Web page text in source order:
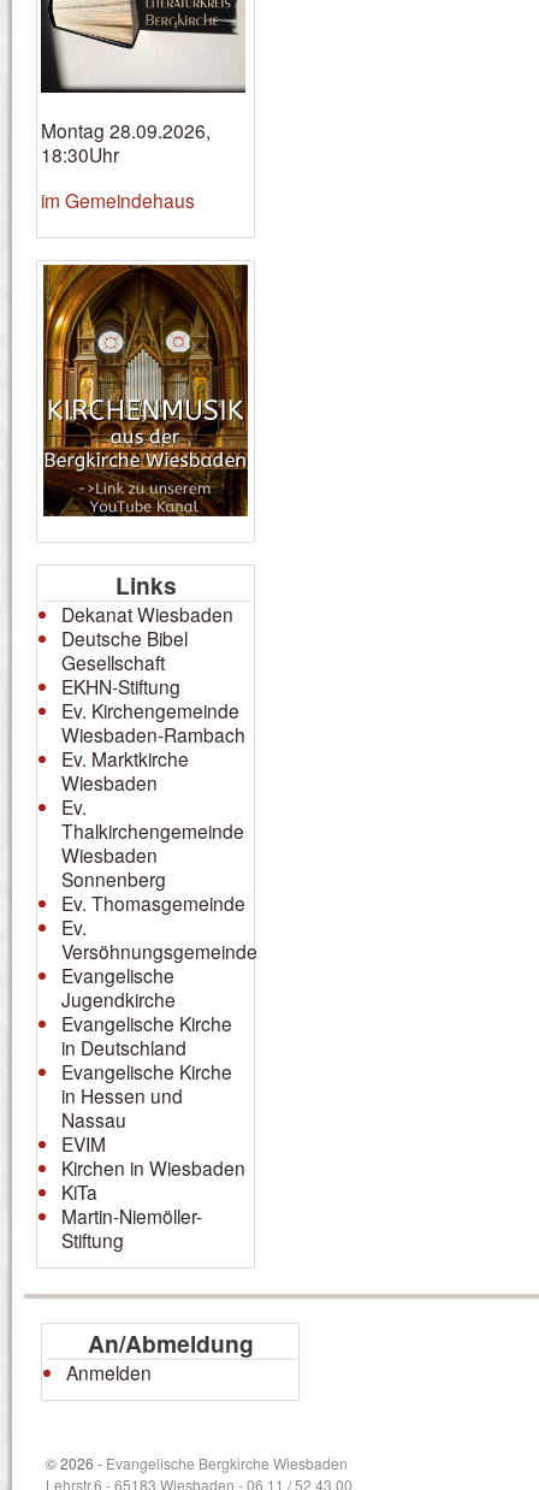
Montag 28.09.2026,
18:30Uhr
im Gemeindehaus
Links
Dekanat Wiesbaden
Deutsche Bibel
Gesellschaft
EKHN-Stiftung
Ev. Kirchengemeinde
Wiesbaden-Rambach
Ev. Marktkirche
Wiesbaden
Ev.
Thalkirchengemeinde
Wiesbaden
Sonnenberg
Ev. Thomasgemeinde
Ev.
Versöhnungsgemeinde
Evangelische
Jugendkirche
Evangelische Kirche
in Deutschland
Evangelische Kirche
in Hessen und
Nassau
EVIM
Kirchen in Wiesbaden
KiTa
Martin-Niemöller-
Stiftung
An/Abmeldung
Anmelden
© 2026 - Evangelische Bergkirche Wiesbaden
Lehrstr.6 - 65183 Wiesbaden - 06 11 / 52 43 00